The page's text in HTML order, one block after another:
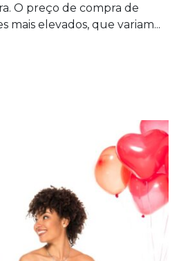
O preço de compra de
mais elevados, que variam...